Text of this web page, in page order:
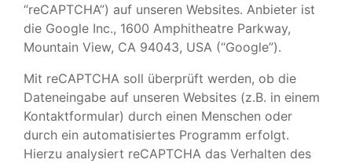
“reCAPTCHA”) auf unseren Websites. Anbieter ist
die Google Inc., 1600 Amphitheatre Parkway,
Mountain View, CA 94043, USA (“Google”).
Mit reCAPTCHA soll überprüft werden, ob die
Dateneingabe auf unseren Websites (z.B. in einem
Kontaktformular) durch einen Menschen oder
durch ein automatisiertes Programm erfolgt.
Hierzu analysiert reCAPTCHA das Verhalten des